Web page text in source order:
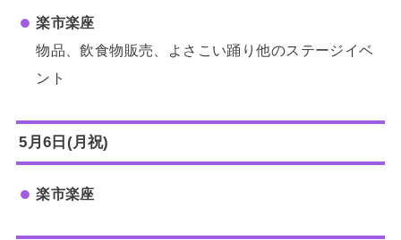
楽市楽座
物品、飲食物販売、よさこい踊り他のステージイベ
ント
5月6日(月祝)
楽市楽座